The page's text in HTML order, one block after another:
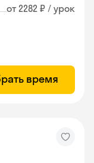
от 2282 ₽ / урок
время